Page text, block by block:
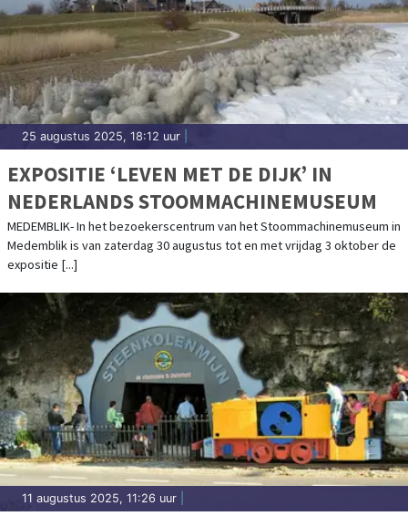
25 augustus 2025, 18:12 uur
EXPOSITIE ‘LEVEN MET DE DIJK’ IN
NEDERLANDS STOOMMACHINEMUSEUM
MEDEMBLIK- In het bezoekerscentrum van het Stoommachinemuseum in
Medemblik is van zaterdag 30 augustus tot en met vrijdag 3 oktober de
expositie [...]
11 augustus 2025, 11:26 uur